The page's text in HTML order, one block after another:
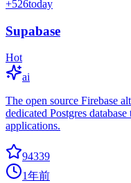
+526today
Supabase
Hot
ai
The open source Firebase
dedicated Postgres
applications.
94339
1年前